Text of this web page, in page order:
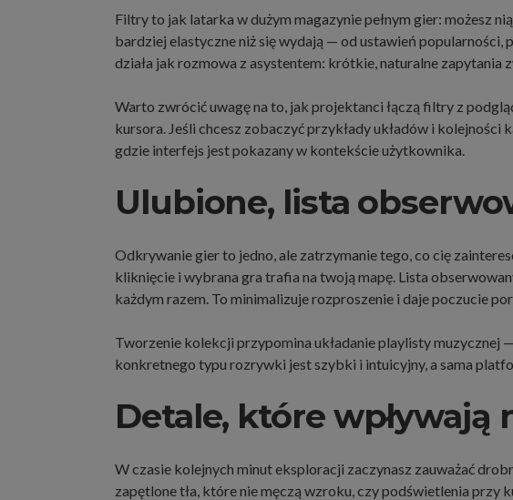
Filtry to jak latarka w dużym magazynie pełnym gier: możesz
bardziej elastyczne niż się wydają — od ustawień popularności,
działa jak rozmowa z asystentem: krótkie, naturalne zapytania
Warto zwrócić uwagę na to, jak projektanci łączą filtry z
kursora. Jeśli chcesz zobaczyć przykłady układów i
gdzie interfejs jest pokazany w kontekście użytkownika.
Ulubione, lista
Odkrywanie gier to jedno, ale zatrzymanie tego, co cię
kliknięcie i wybrana gra trafia na twoją mapę. Lista
każdym razem. To minimalizuje rozproszenie i daje poczucie
Tworzenie kolekcji przypomina układanie playlisty muzycznej
konkretnego typu rozrywki jest szybki i intuicyjny, a sama
Detale, które wpływają
W czasie kolejnych minut eksploracji zaczynasz zauważać
zapętlone tła, które nie męczą wzroku, czy podświetlenia